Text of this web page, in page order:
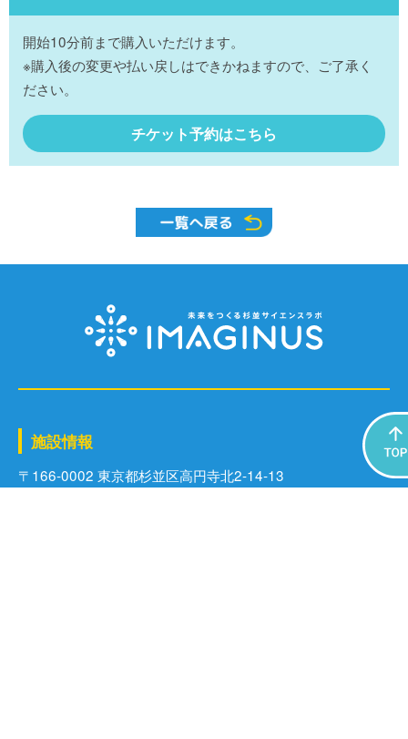
開始10分前まで購入いただけます。
※購入後の変更や払い戻しはできかねますので、ご了承く
ださい。
チケット予約はこちら
施設情報
〒166-0002 東京都杉並区⾼円寺北2-14-13